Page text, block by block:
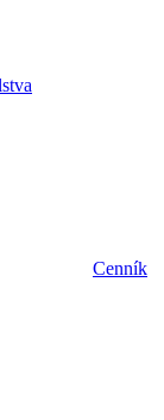
Cenník